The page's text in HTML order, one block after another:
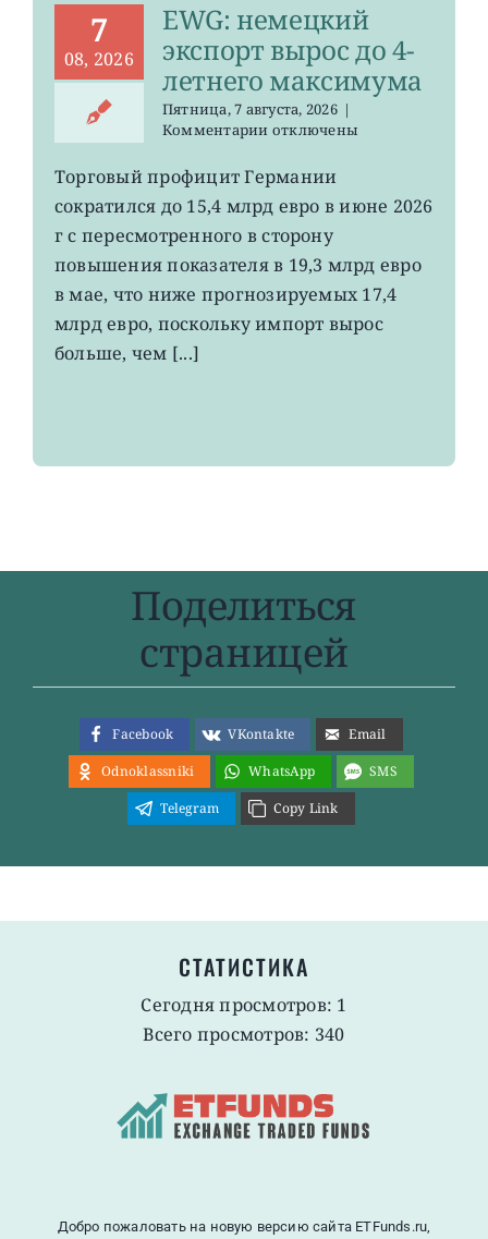
7
08, 2026
EWG: немецкий
экспорт вырос до 4-
летнего максимума
Пятница, 7 августа, 2026 |
Комментариик
EWG:
немецкий
экспорт
вырос
4-
летнего
отключены
Торговый профицит Германии
сократился до 15,4 млрд евро в июне 2026
г с пересмотренного в сторону
повышения показателя в 19,3 млрд евро
в мае, что ниже прогнозируемых 17,4
млрд евро, поскольку импорт вырос
больше, чем [...]
Поделиться
страницей
Facebook VKontakte
Email
Odnoklassniki
WhatsApp
SMS
Telegram
Copy Link
СТАТИСТИКА
Сегодня просмотров: 1
Всего просмотров: 340
Добро пожаловать на новую версию сайта ETFunds.ru,